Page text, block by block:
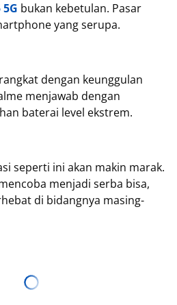
bukan kebetulan. Pasar
yang serupa.
dengan keunggulan
menjawab dengan
baterai level ekstrem.
seperti ini akan makin marak.
menjadi serba bisa,
di bidangnya masing-